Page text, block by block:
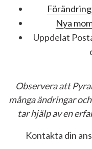
Nya
Uppdelat
Observera att
många ändringar
tar hjälp av en
Kontakta din